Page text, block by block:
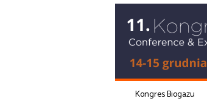
Kongres Biogazu